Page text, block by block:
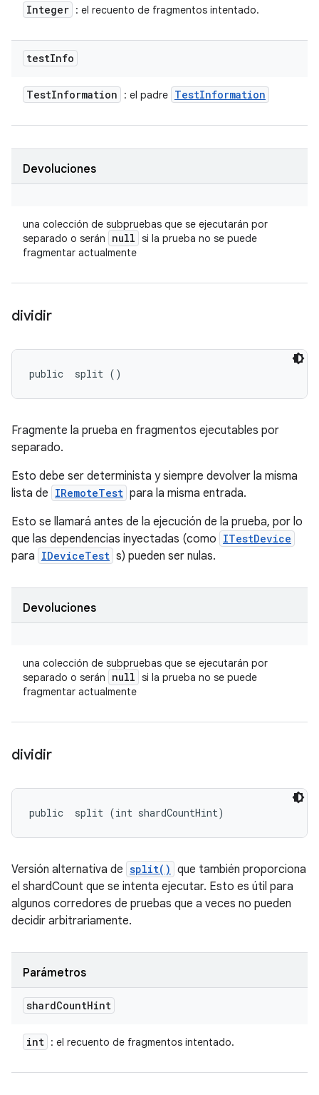
Integer : el recuento de fragmentos intentado.
testInfo
TestInformation : el padre TestInformation
Devoluciones
una colección de subpruebas que se ejecutarán por
separado o serán
null si la prueba no se puede
fragmentar actualmente
dividir
public split ()
Fragmente la prueba en fragmentos ejecutables por
separado.
Esto debe ser determinista y siempre devolver la misma
lista de IRemoteTest para la misma entrada.
Esto se llamará antes de la ejecución de la prueba, por lo
que las dependencias inyectadas (como ITestDevice
para IDeviceTest s) pueden ser nulas.
Devoluciones
una colección de subpruebas que se ejecutarán por
separado o serán
null si la prueba no se puede
fragmentar actualmente
dividir
public split (int shardCountHint)
Versión alternativa de split() que también proporciona
el shardCount que se intenta ejecutar. Esto es útil para
algunos corredores de pruebas que a veces no pueden
decidir arbitrariamente.
Parámetros
shardCountHint
int : el recuento de fragmentos intentado.